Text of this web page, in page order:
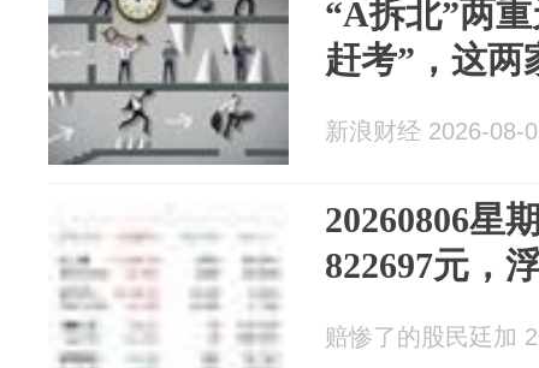
“A拆北”两
赶考”，这两
新浪财经 2026-08-
20260806星
822697元，
赔惨了的股民廷加